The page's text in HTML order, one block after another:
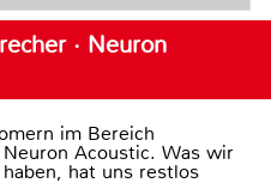
· Neuron
im Bereich
Acoustic. Was wir
hat uns restlos